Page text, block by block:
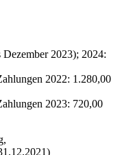
2023); 2024:
2022: 1.280,00
2023: 720,00